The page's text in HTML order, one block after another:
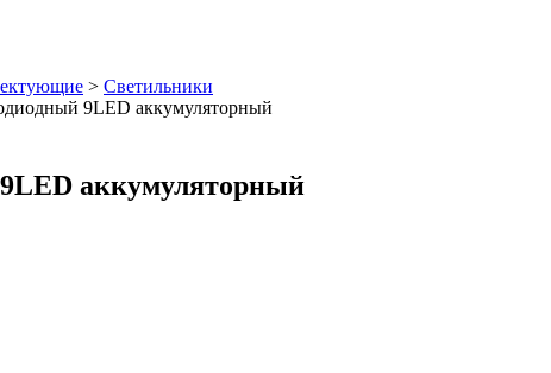
> Светильники
9LED аккумуляторный
аккумуляторный